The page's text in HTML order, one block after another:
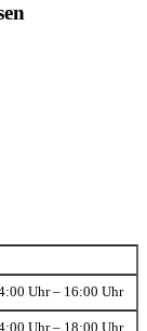
Uhr – 16:00 Uhr